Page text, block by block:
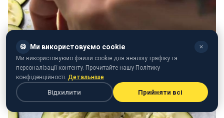
🍪 Ми використовуємо cookie ✕
Ми використовуємо файли cookie для аналізу трафіку та
персоналізації контенту. Прочитайте нашу Політику
конфіденційності. Детальніше
Відхилити Прийняти всі